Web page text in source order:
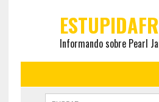
Informando sobre Pearl